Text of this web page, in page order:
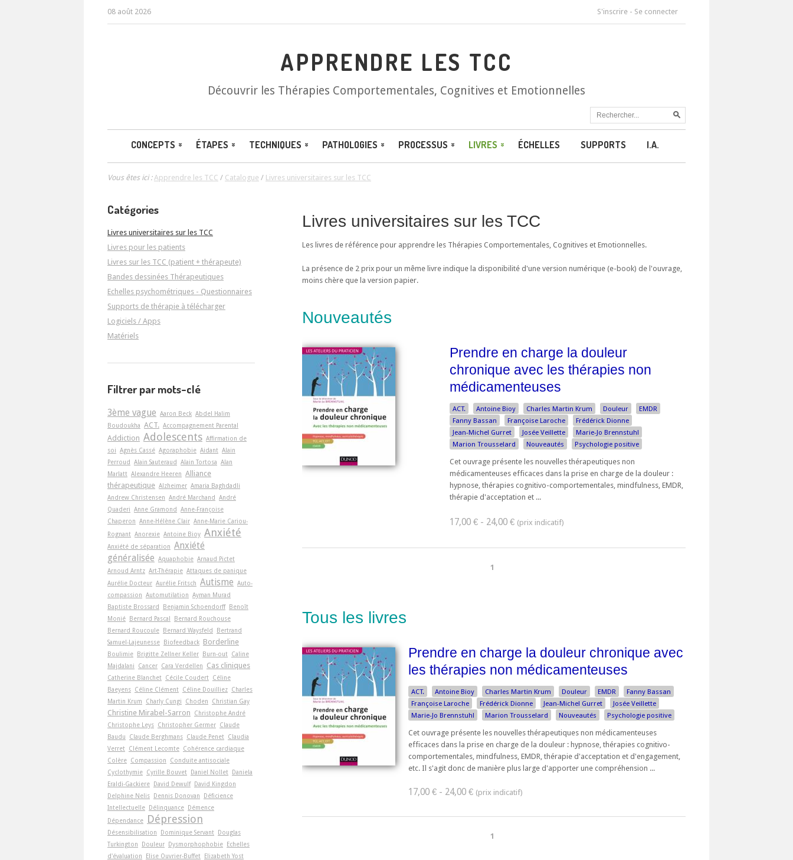
08 août 2026 S'inscrire - Se connecter
APPRENDRE LES TCC
Découvrir les Thérapies Comportementales, Cognitives et Emotionnelles
CONCEPTS ÉTAPES TECHNIQUES PATHOLOGIES PROCESSUS LIVRES ÉCHELLES SUPPORTS I.A.
Vous êtes ici :Apprendre les TCC / Catalogue / Livres universitaires sur les TCC
Livres universitaires sur les TCC
Les livres de référence pour apprendre les Thérapies Comportementales, Cognitives et Emotionnelles.
La présence de 2 prix pour un même livre indique la disponibilité d'une version numérique (e-book) de l'ouvrage,
moins chère que la version papier.
Nouveautés
Prendre en charge la douleur
chronique avec les thérapies non
médicamenteuses
ACT. Antoine Bioy Charles Martin Krum Douleur
EMDR
Fanny Bassan
Françoise Laroche
Frédérick Dionne
Jean-Michel Gurret
Josée Veillette
Marie-Jo Brennstuhl
Marion Trousselard
Nouveautés Psychologie positive
Cet ouvrage présente les nouvelles thérapeutiques non
médicamenteuses efficaces dans la prise en charge de la douleur :
hypnose, thérapies cognitivo-comportementales, mindfulness, EMDR,
thérapie d'acceptation et ...
17,00 € - 24,00 €
1
Tous les livres
Prendre en charge la douleur chronique avec
les thérapies non médicamenteuses
ACT. Antoine Bioy Charles Martin Krum Douleur EMDR
Fanny Bassan
Françoise Laroche
Frédérick Dionne Jean-Michel Gurret
Josée Veillette
Marie-Jo Brennstuhl
Marion Trousselard Nouveautés Psychologie positive
Cet ouvrage présente les nouvelles thérapeutiques non médicamenteuses
efficaces dans la prise en charge de la douleur : hypnose, thérapies cognitivo-
comportementales, mindfulness, EMDR, thérapie d'acceptation et d'engagement,
etc. Il s'agit donc de manière plus large d'apporter une compréhension ...
17,00 € - 24,00 €
1
Catégories
Livres universitaires sur les TCC
Livres pour les patients
Livres sur les TCC (patient + thérapeute)
Bandes dessinées Thérapeutiques
Echelles psychométriques - Questionnaires
Supports de thérapie à télécharger
Logiciels / Apps
Matériels
Filtrer par mots-clé
3ème vague Aaron Beck Abdel Halim
Boudoukha ACT. Accompagnement Parental
Addiction Adolescents Affirmation de
soi Agnès Cassé Agoraphobie Aidant Alain
Perroud Alain Sauteraud Alain Tortosa Alan
Marlatt Alexandre Heeren Alliance
thérapeutique Alzheimer Amaria Baghdadli
Andrew Christensen André Marchand André
Quaderi Anne Gramond Anne-Françoise
Chaperon Anne-Hélène Clair Anne-Marie Cariou-
Rognant Anorexie Antoine Bioy Anxiété
Anxiété de séparation Anxiété
généralisée Aquaphobie Arnaud Pictet
Arnoud Arntz Art-Thérapie Attaques de panique
Aurélie Docteur Aurélie Fritsch Autisme Auto-
compassion Automutilation Ayman Murad
Baptiste Brossard
Benjamin Schoendorff Benoît
Monié Bernard Pascal
Bernard Rouchouse
Bernard Roucoule Bernard Waysfeld
Bertrand
Samuel-Lajeunesse Biofeedback Borderline
Boulimie Brigitte Zellner Keller Burn-out Caline
Majdalani
Cancer Cara Verdellen Cas cliniques
Catherine Blanchet Cécile Coudert Céline
Baeyens Céline Clément Céline Douilliez Charles
Martin Krum
Charly Cungi Choden Christian Gay
Christine Mirabel-Sarron
Christophe André
Christophe Leys Christopher Germer Claude
Baudu
Claude Berghmans Claude Penet Claudia
Verret Clément Lecomte Cohérence cardiaque
Colère Compassion
Conduite antisociale
Cyclothymie Cyrille Bouvet Daniel Nollet Daniela
Eraldi-Gackiere David Dewulf David Kingdon
Delphine Nelis Dennis Donovan
Déficience
Intellectuelle Délinquance Démence
Dépendance
Dépression
Désensibilisation Dominique Servant Douglas
Turkington
Douleur Dysmorphophobie Echelles
d'évaluation
Elise Ouvrier-Buffet Elizabeth Yost